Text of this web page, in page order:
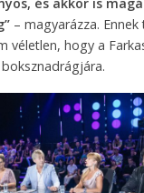
– magyarázza. Ennek
véletlen, hogy a